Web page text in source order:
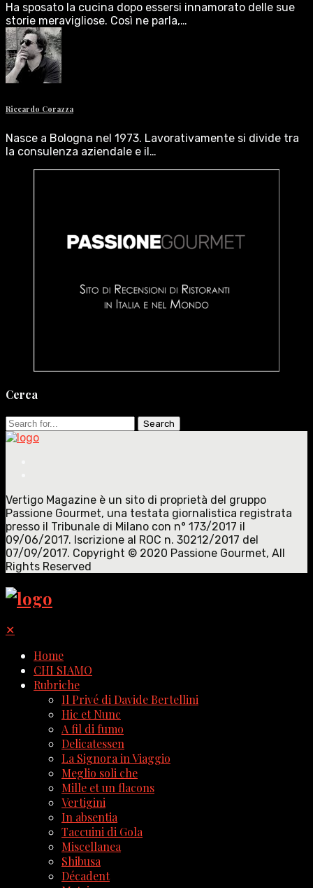
Ha sposato la cucina dopo essersi innamorato delle sue
storie meravigliose. Così ne parla,…
Riccardo Corazza
Nasce a Bologna nel 1973. Lavorativamente si divide tra
la consulenza aziendale e il…
Cerca
Search
for:
Vertigo Magazine è un sito di proprietà del gruppo
Passione Gourmet, una testata giornalistica registrata
presso il Tribunale di Milano con n° 173/2017 il
09/06/2017. Iscrizione al ROC n. 30212/2017 del
07/09/2017. Copyright © 2020 Passione Gourmet, All
Rights Reserved
✕
Home
CHI SIAMO
Rubriche
Il Privé di Davide Bertellini
Hic et Nunc
A fil di fumo
Delicatessen
La Signora in Viaggio
Meglio soli che
Mille et un flacons
Vertigini
In absentia
Taccuini di Gola
Miscellanea
Shibusa
Décadent